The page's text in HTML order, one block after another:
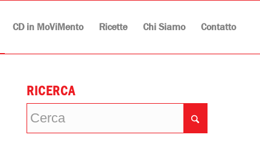
CD in MoViMento Ricette Chi Siamo Contatto
RICERCA